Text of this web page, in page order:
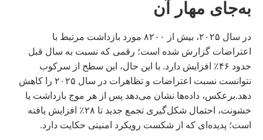
به‌جای مهار آن
در سال ۲۰۲۵، بیش از ۸۲۰۰ مورد بازداشت مرتبط با
اعتراضات گزارش شده است؛ رقمی که نسبت به سال قبل
حدود ۴۶٪ افزایش دارد. با این حال، این سطح از سرکوب
نتوانست نسبت اعتراضات و تظاهرات در سال ۲۰۲۵ را کاهش
دهد.برعکس، داده‌ها نشان می‌دهد پس از هر موج بازداشت یا
خشونت، احتمال شکل‌گیری تجمع جدید تا ۲۸٪ افزایش یافته
است؛ پدیده‌ای که از شکست رویکرد امنیتی حکایت دارد.